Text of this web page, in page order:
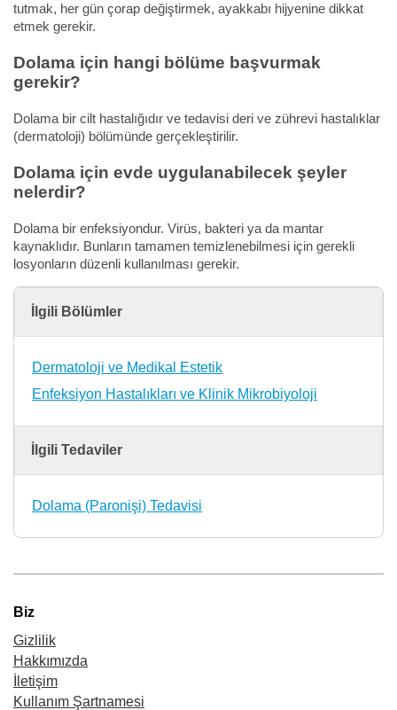
tutmak, her gün çorap değiştirmek, ayakkabı hijyenine dikkat
etmek gerekir.
Dolama için hangi bölüme başvurmak
gerekir?
Dolama bir cilt hastalığıdır ve tedavisi deri ve zührevi hastalıklar
(dermatoloji) bölümünde gerçekleştirilir.
Dolama için evde uygulanabilecek şeyler
nelerdir?
Dolama bir enfeksiyondur. Virüs, bakteri ya da mantar
kaynaklıdır. Bunların tamamen temizlenebilmesi için gerekli
losyonların düzenli kullanılması gerekir.
İlgili Bölümler
Dermatoloji ve Medikal Estetik
Enfeksiyon Hastalıkları ve Klinik Mikrobiyoloji
İlgili Tedaviler
Dolama (Paronişi) Tedavisi
Biz
Gizlilik
Hakkımızda
İletişim
Kullanım Şartnamesi